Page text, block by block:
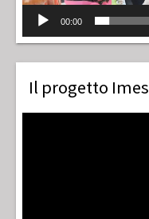
00:00
Il progetto